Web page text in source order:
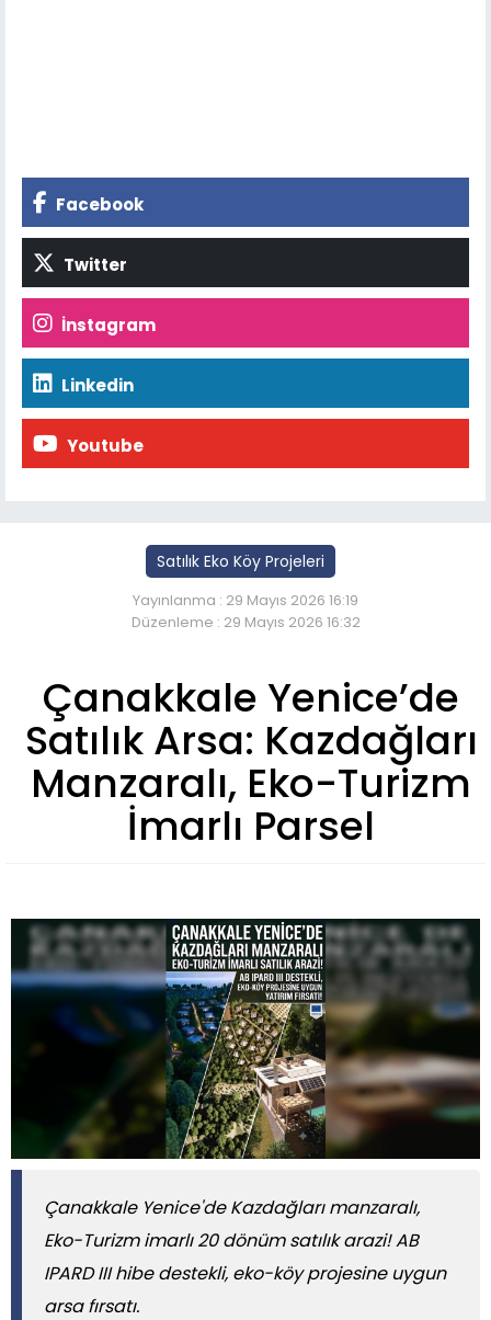
Facebook
Twitter
İnstagram
Linkedin
Youtube
Satılık Eko Köy Projeleri
Yayınlanma : 29 Mayıs 2026 16:19
Düzenleme : 29 Mayıs 2026 16:32
Çanakkale Yenice’de
Satılık Arsa: Kazdağları
Manzaralı, Eko-Turizm
İmarlı Parsel
Çanakkale Yenice'de Kazdağları manzaralı,
Eko-Turizm imarlı 20 dönüm satılık arazi! AB
IPARD III hibe destekli, eko-köy projesine uygun
arsa fırsatı.